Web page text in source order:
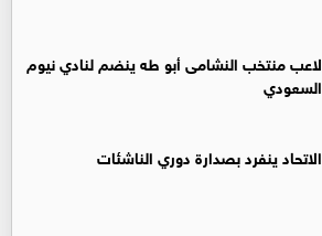
لاعب منتخب النشامى أبو طه ينضم لنادي نيوم
السعودي
الاتحاد ينفرد بصدارة دوري الناشئات